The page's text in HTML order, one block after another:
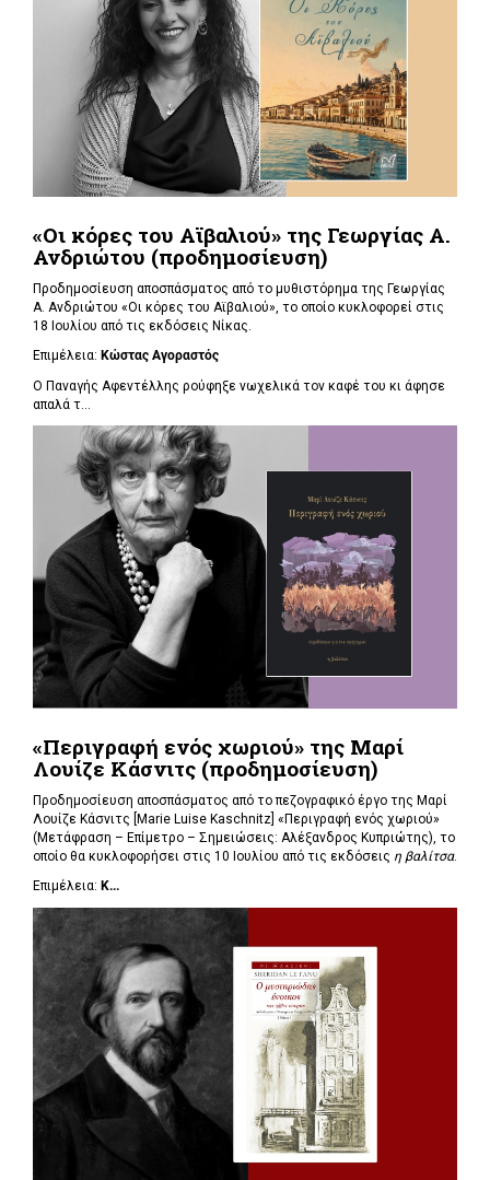
«Οι κόρες του Αϊβαλιού» της Γεωργίας Α.
Ανδριώτου (προδημοσίευση)
Προδημοσίευση αποσπάσματος από το μυθιστόρημα της Γεωργίας
Α. Ανδριώτου «Οι κόρες του Αϊβαλιού», το οποίο κυκλοφορεί στις
18 Ιουλίου από τις εκδόσεις Νίκας.
Επιμέλεια: Κώστας Αγοραστός
Ο Παναγής Αφεντέλλης ρούφηξε νωχελικά τον καφέ του κι άφησε
απαλά τ...
«Περιγραφή ενός χωριού» της Μαρί
Λουίζε Κάσνιτς (προδημοσίευση)
Προδημοσίευση αποσπάσματος από το πεζογραφικό έργο της Μαρί
Λουίζε Κάσνιτς [Marie Luise Kaschnitz] «Περιγραφή ενός χωριού»
(Μετάφραση – Επίμετρο – Σημειώσεις: Αλέξανδρος Κυπριώτης), το
οποίο θα κυκλοφορήσει στις 10 Ιουλίου από τις εκδόσεις η βαλίτσα.
Επιμέλεια: Κ...